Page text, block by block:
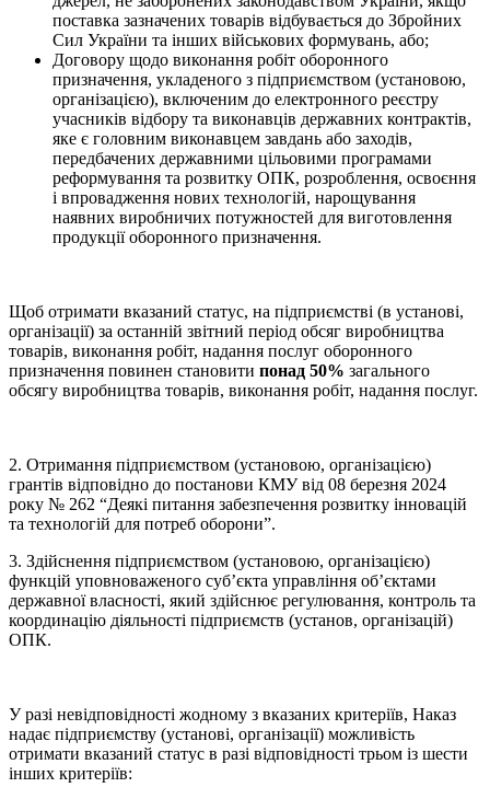
поставка зазначених товарів відбувається до Збройних
Сил України та інших військових формувань, або;
Договору щодо виконання робіт оборонного
призначення, укладеного з підприємством (установою,
організацією), включеним до електронного реєстру
учасників відбору та виконавців державних контрактів,
яке є головним виконавцем завдань або заходів,
передбачених державними цільовими програмами
реформування та розвитку ОПК, розроблення, освоєння
і впровадження нових технологій, нарощування
наявних виробничих потужностей для виготовлення
продукції оборонного призначення.
Щоб отримати вказаний статус, на підприємстві (в установі,
організації) за останній звітний період обсяг виробництва
товарів, виконання робіт, надання послуг оборонного
призначення повинен становити понад 50% загального
обсягу виробництва товарів, виконання робіт, надання послуг.
2. Отримання підприємством (установою, організацією)
грантів відповідно до постанови КМУ від 08 березня 2024
року № 262 “Деякі питання забезпечення розвитку інновацій
та технологій для потреб оборони”.
3. Здійснення підприємством (установою, організацією)
функцій уповноваженого суб’єкта управління об’єктами
державної власності, який здійснює регулювання, контроль та
координацію діяльності підприємств (установ, організацій)
ОПК.
У разі невідповідності жодному з вказаних критеріїв, Наказ
надає підприємству (установі, організації) можливість
отримати вказаний статус в разі відповідності трьом із шести
інших критеріїв: